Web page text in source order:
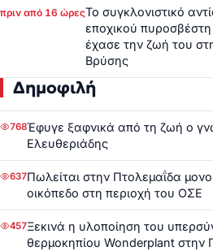
πριν από 16 ώρεςΤο συγκλονιστικό
εποχικού
έχασε την ζωή του
Βρύσης
Δημοφιλή
768Έφυγε ξαφνικά από τη ζωή ο
Ελευθεριάδης
637Πωλείται στην Πτολεμαΐδα
οικόπεδο στη περιοχή του ΟΣΕ
457Ξεκινά η υλοποίηση του
θερμοκηπίου Wonderplant στην